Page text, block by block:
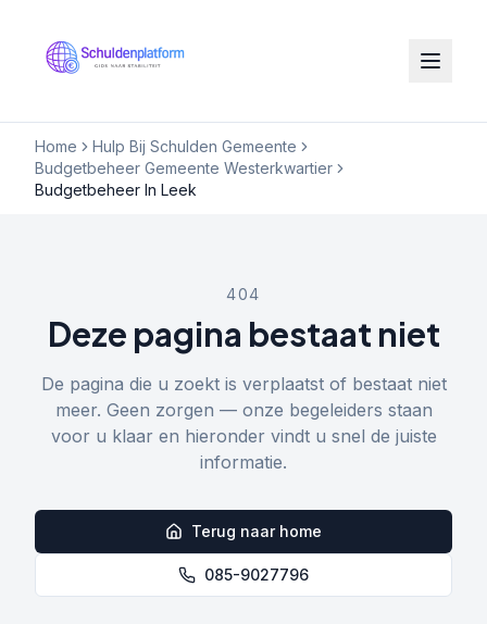
Home
Hulp Bij Schulden Gemeente
Budgetbeheer Gemeente Westerkwartier
Budgetbeheer In Leek
404
Deze pagina bestaat niet
De pagina die u zoekt is verplaatst of bestaat niet
meer. Geen zorgen — onze begeleiders staan
voor u klaar en hieronder vindt u snel de juiste
informatie.
Terug naar home
085-9027796